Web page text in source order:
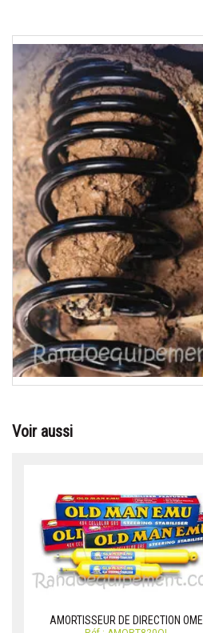
Voir aussi
AMORTISSEUR DE DIRECTION OME